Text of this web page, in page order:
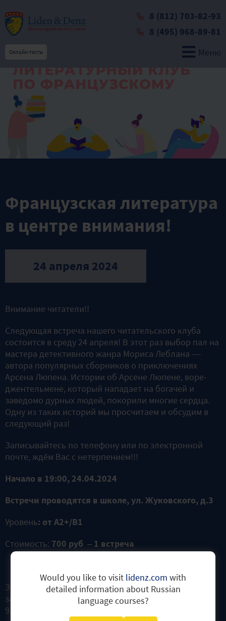
Would you like to visit lidenz.com with
detailed information about Russian
language courses?
8 (812) 703-82-93
8 (495) 968-89-81
Онлайн-тесты Меню
Французская литература
в центре внимания!
24 апреля 2024
Внимание читатели!!
Следующая встреча нашего читательского клуба
состоится в среду 24 апреля! В этот раз выбор пал на
мастера детективного жанра Мориса Леблана —
автора популярных сборников о приключениях
Арсена Люпена. Истории об Арсене Люпене, воре-
джентельмене, который нападает на богачей и
заведомо дурных людей, покорили многие сердца.
Одну из таких историй мы просчитаем и обсудим в
следующий раз!
Записывайтесь по телефону или по электронной
почте, ждём Вас с нетерпением!!!
Начало в 19:00, 24.04.2024
Встречи проводятся в школе, ул. Жуковского, д.3
Уровень: от А2+/В1
Стоимость: 700 руб – 1 встреча
Задать дополнительные вопросы можно через
заявку на сайте или позвоните по тел. +7 812 703 82
93